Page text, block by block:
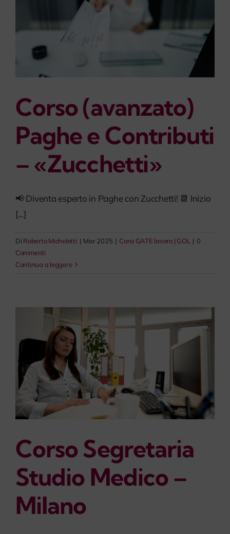
Corso (avanzato)
Paghe e Contributi
– «Zucchetti»
📢 Diventa esperto in Paghe con Zucchetti! 📆 Inizio
[...]
Di Roberto Micheletti | Mar 2025 | Corsi GATE lavoro | GOL | 0
Commenti
Continua a leggere
Corso Segretaria
Studio Medico –
Milano